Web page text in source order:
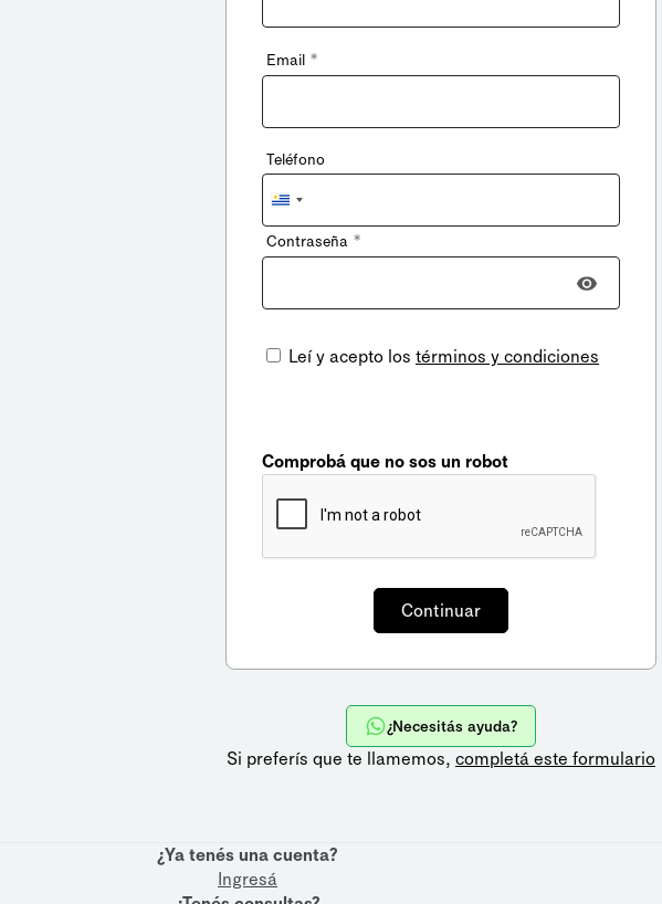
Email *
Teléfono
Uruguay
+598
Contraseña *
Leí y acepto los términos y condiciones
Comprobá que no sos un robot
¿Necesitás ayuda?
Si preferís que te llamemos, completá este formulario
¿Ya tenés una cuenta?
Ingresá